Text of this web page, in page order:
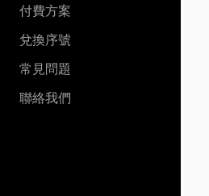
付費方案
兌換序號
常見問題
聯絡我們